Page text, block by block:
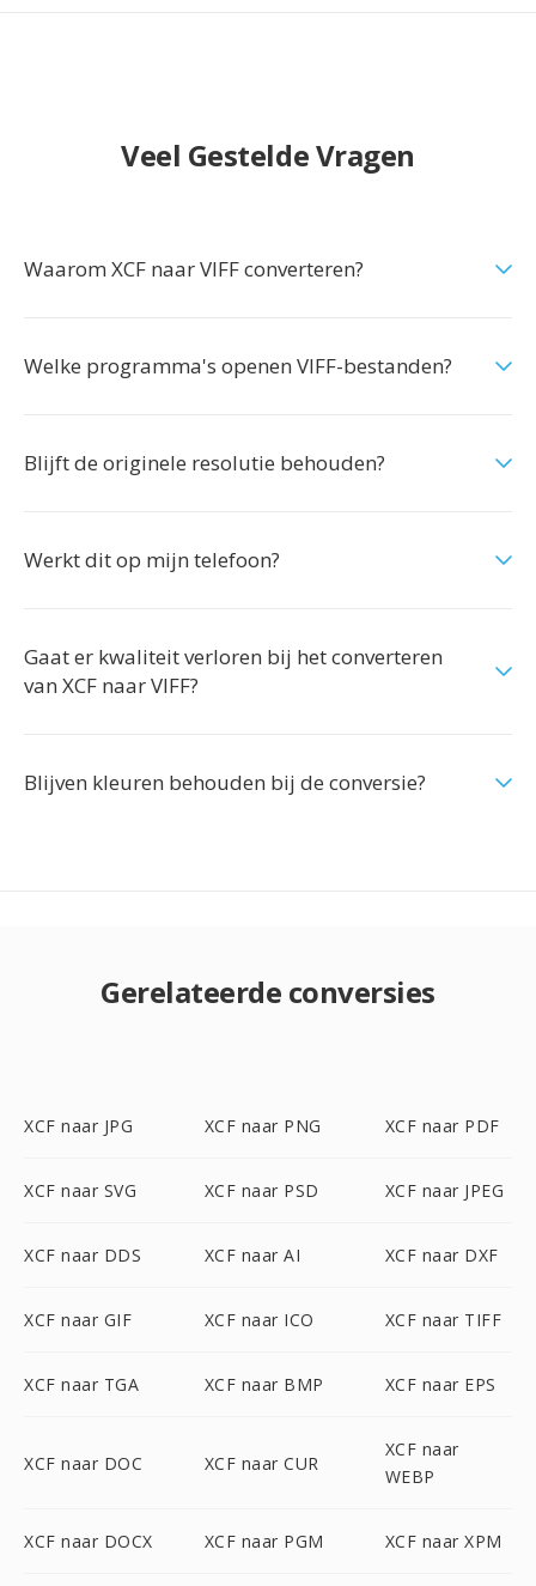
Veel Gestelde Vragen
Waarom XCF naar VIFF converteren?
Welke programma's openen VIFF-bestanden?
Blijft de originele resolutie behouden?
Werkt dit op mijn telefoon?
Gaat er kwaliteit verloren bij het converteren
van XCF naar VIFF?
Blijven kleuren behouden bij de conversie?
Gerelateerde conversies
XCF naar JPG XCF naar PNG XCF naar PDF
XCF naar SVG XCF naar PSD XCF naar JPEG
XCF naar DDS XCF naar AI XCF naar DXF
XCF naar GIF XCF naar ICO XCF naar TIFF
XCF naar TGA XCF naar BMP XCF naar EPS
XCF naar DOC XCF naar CUR
XCF naar
WEBP
XCF naar DOCX XCF naar PGM XCF naar XPM